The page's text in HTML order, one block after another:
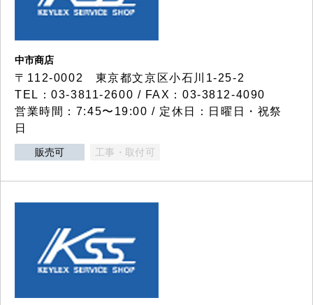
中市商店
〒112-0002 東京都文京区小石川1-25-2
TEL：03-3811-2600 / FAX：03-3812-4090
営業時間：7:45〜19:00 / 定休日：日曜日・祝祭
日
販売可 工事・取付可